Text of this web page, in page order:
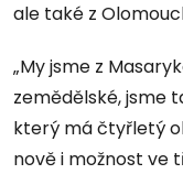
ale také z
„My jsme z
zemědělské, jsme
který má čtyřletý
nově i možnost ve